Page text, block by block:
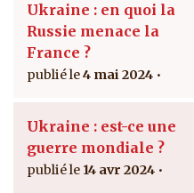
Ukraine : en quoi la
Russie menace la
France ?
4 mai 2024
Ukraine : est-ce une
guerre mondiale ?
14 avr 2024